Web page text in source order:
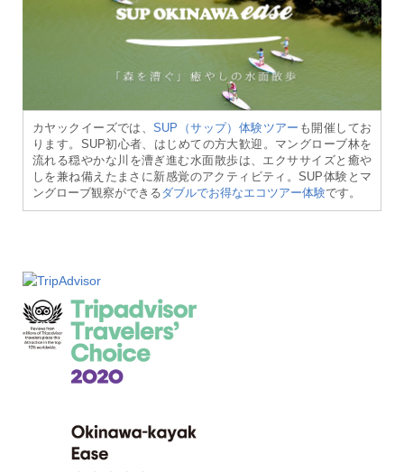
カヤックイーズでは、SUP（サップ）体験ツアー も開催してお
ります。SUP初心者、はじめての方大歓迎。マングローブ林を
流れる穏やかな川を漕ぎ進む水面散歩は、エクササイズと癒や
しを兼ね備えたまさに新感覚のアクティビティ。SUP体験とマ
ングローブ観察ができるダブルでお得なエコツアー体験です。